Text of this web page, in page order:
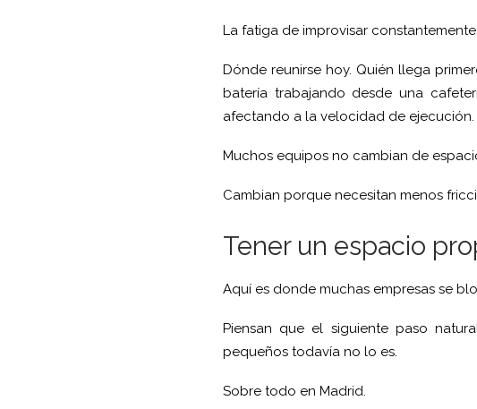
La fatiga de improvisar constantemente.
Dónde reunirse hoy. Quién llega
batería trabajando desde una
afectando a la velocidad de ejecución.
Muchos equipos no cambian de
Cambian porque necesitan menos
Tener un espacio
Aquí es donde muchas empresas se
Piensan que el siguiente paso
pequeños todavía no lo es.
Sobre todo en Madrid.